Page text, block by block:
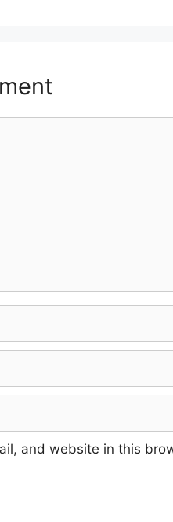
and website in this